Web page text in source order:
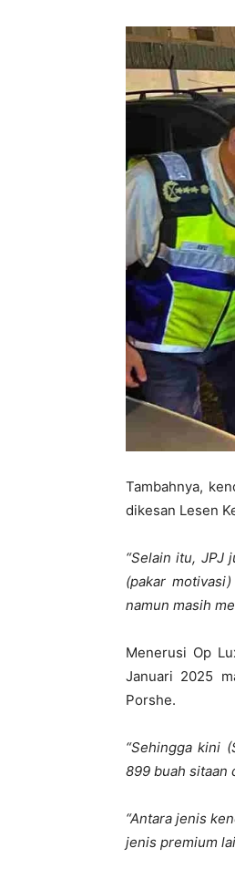
Tambahnya,
dikesan Lesen
“Selain itu, JPJ
(pakar
namun masih
Menerusi Op
Januari 2025
Porshe.
“Sehingga kini
899 buah sitaan
“Antara jenis
jenis premium